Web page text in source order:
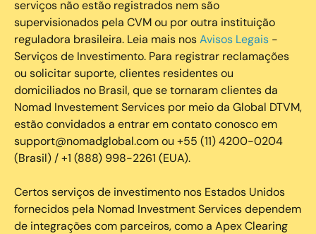
serviços não estão registrados nem são
supervisionados pela CVM ou por outra instituição
reguladora brasileira. Leia mais nosAvisos Legais -
Serviços de Investimento. Para registrar reclamações
ou solicitar suporte, clientes residentes ou
domiciliados no Brasil, que se tornaram clientes da
Nomad Investement Services por meio da Global DTVM,
estão convidados a entrar em contato conosco em
support@nomadglobal.com ou +55 (11) 4200-0204
(Brasil) / +1 (888) 998-2261 (EUA).
Certos serviços de investimento nos Estados Unidos
fornecidos pela Nomad Investment Services dependem
de integrações com parceiros, como a Apex Clearing